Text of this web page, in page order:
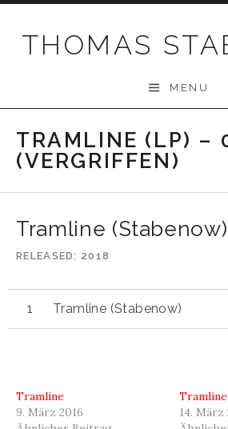
THOMAS
MENU
TRAMLINE (LP) –
(VERGRIFFEN)
Tramline (Stabenow)
RELEASED 2018
Tramline (Stabenow)
Tramline
9. März 2016
14. März